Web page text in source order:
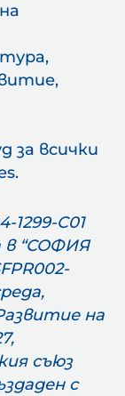
за всички
1299-C01
в “СОФИЯ
на
съюз
с